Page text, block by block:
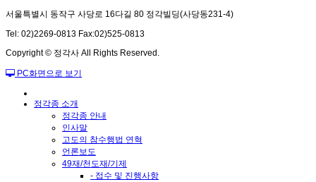
서울특별시 동작구 사당로 16다길 80 정각빌딩(사당동231-4)
Tel: 02)2269-0813 Fax:02)525-0813
Copyright © 정각사 All Rights Reserved.
PC화면으로 보기
정각종 소개
정각종 안내
인사말
고도의 참수행법 연혁
언론보도
49재/천도재/기제
- 접수 및 진행사항